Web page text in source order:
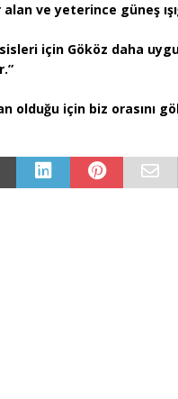
alan ve yeterince güneş
için Gököz daha
olduğu için biz orasını